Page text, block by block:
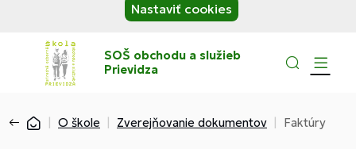
Nastaviť cookies
SOŠ obchodu a služieb
Prievidza
O škole Zverejňovanie dokumentov Faktúry